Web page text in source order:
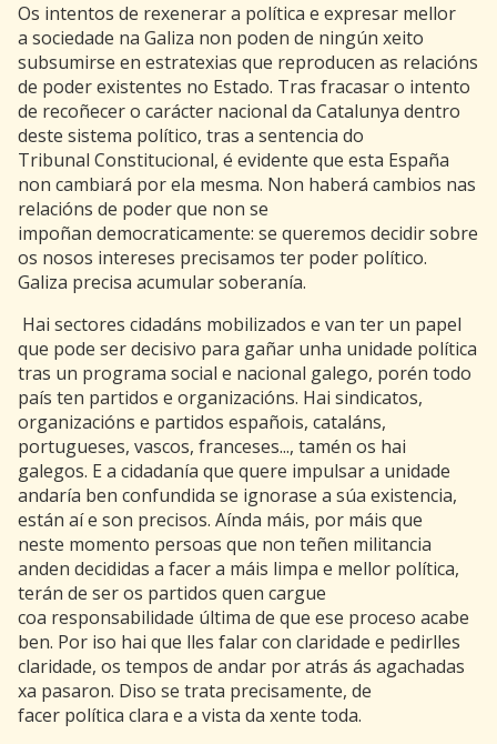
Os intentos de rexenerar a política e expresar mellor
a sociedade na Galiza non poden de ningún xeito
subsumirse en estratexias que reproducen as relacións
de poder existentes no Estado. Tras fracasar o intento
de recoñecer o carácter nacional da Catalunya dentro
deste sistema político, tras a sentencia do
Tribunal Constitucional, é evidente que esta España
non cambiará por ela mesma. Non haberá cambios nas
relacións de poder que non se
impoñan democraticamente: se queremos decidir sobre
os nosos intereses precisamos ter poder político.
Galiza precisa acumular soberanía.
Hai sectores cidadáns mobilizados e van ter un papel
que pode ser decisivo para gañar unha unidade política
tras un programa social e nacional galego, porén todo
país ten partidos e organizacións. Hai sindicatos,
organizacións e partidos españois, cataláns,
portugueses, vascos, franceses..., tamén os hai
galegos. E a cidadanía que quere impulsar a unidade
andaría ben confundida se ignorase a súa existencia,
están aí e son precisos. Aínda máis, por máis que
neste momento persoas que non teñen militancia
anden decididas a facer a máis limpa e mellor política,
terán de ser os partidos quen cargue
coa responsabilidade última de que ese proceso acabe
ben. Por iso hai que lles falar con claridade e pedirlles
claridade, os tempos de andar por atrás ás agachadas
xa pasaron. Diso se trata precisamente, de
facer política clara e a vista da xente toda.